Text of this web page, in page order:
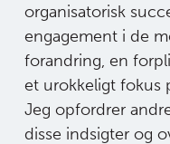
organisatorisk
engagement i de
forandring, en
et urokkeligt fokus
Jeg opfordrer
disse indsigter og